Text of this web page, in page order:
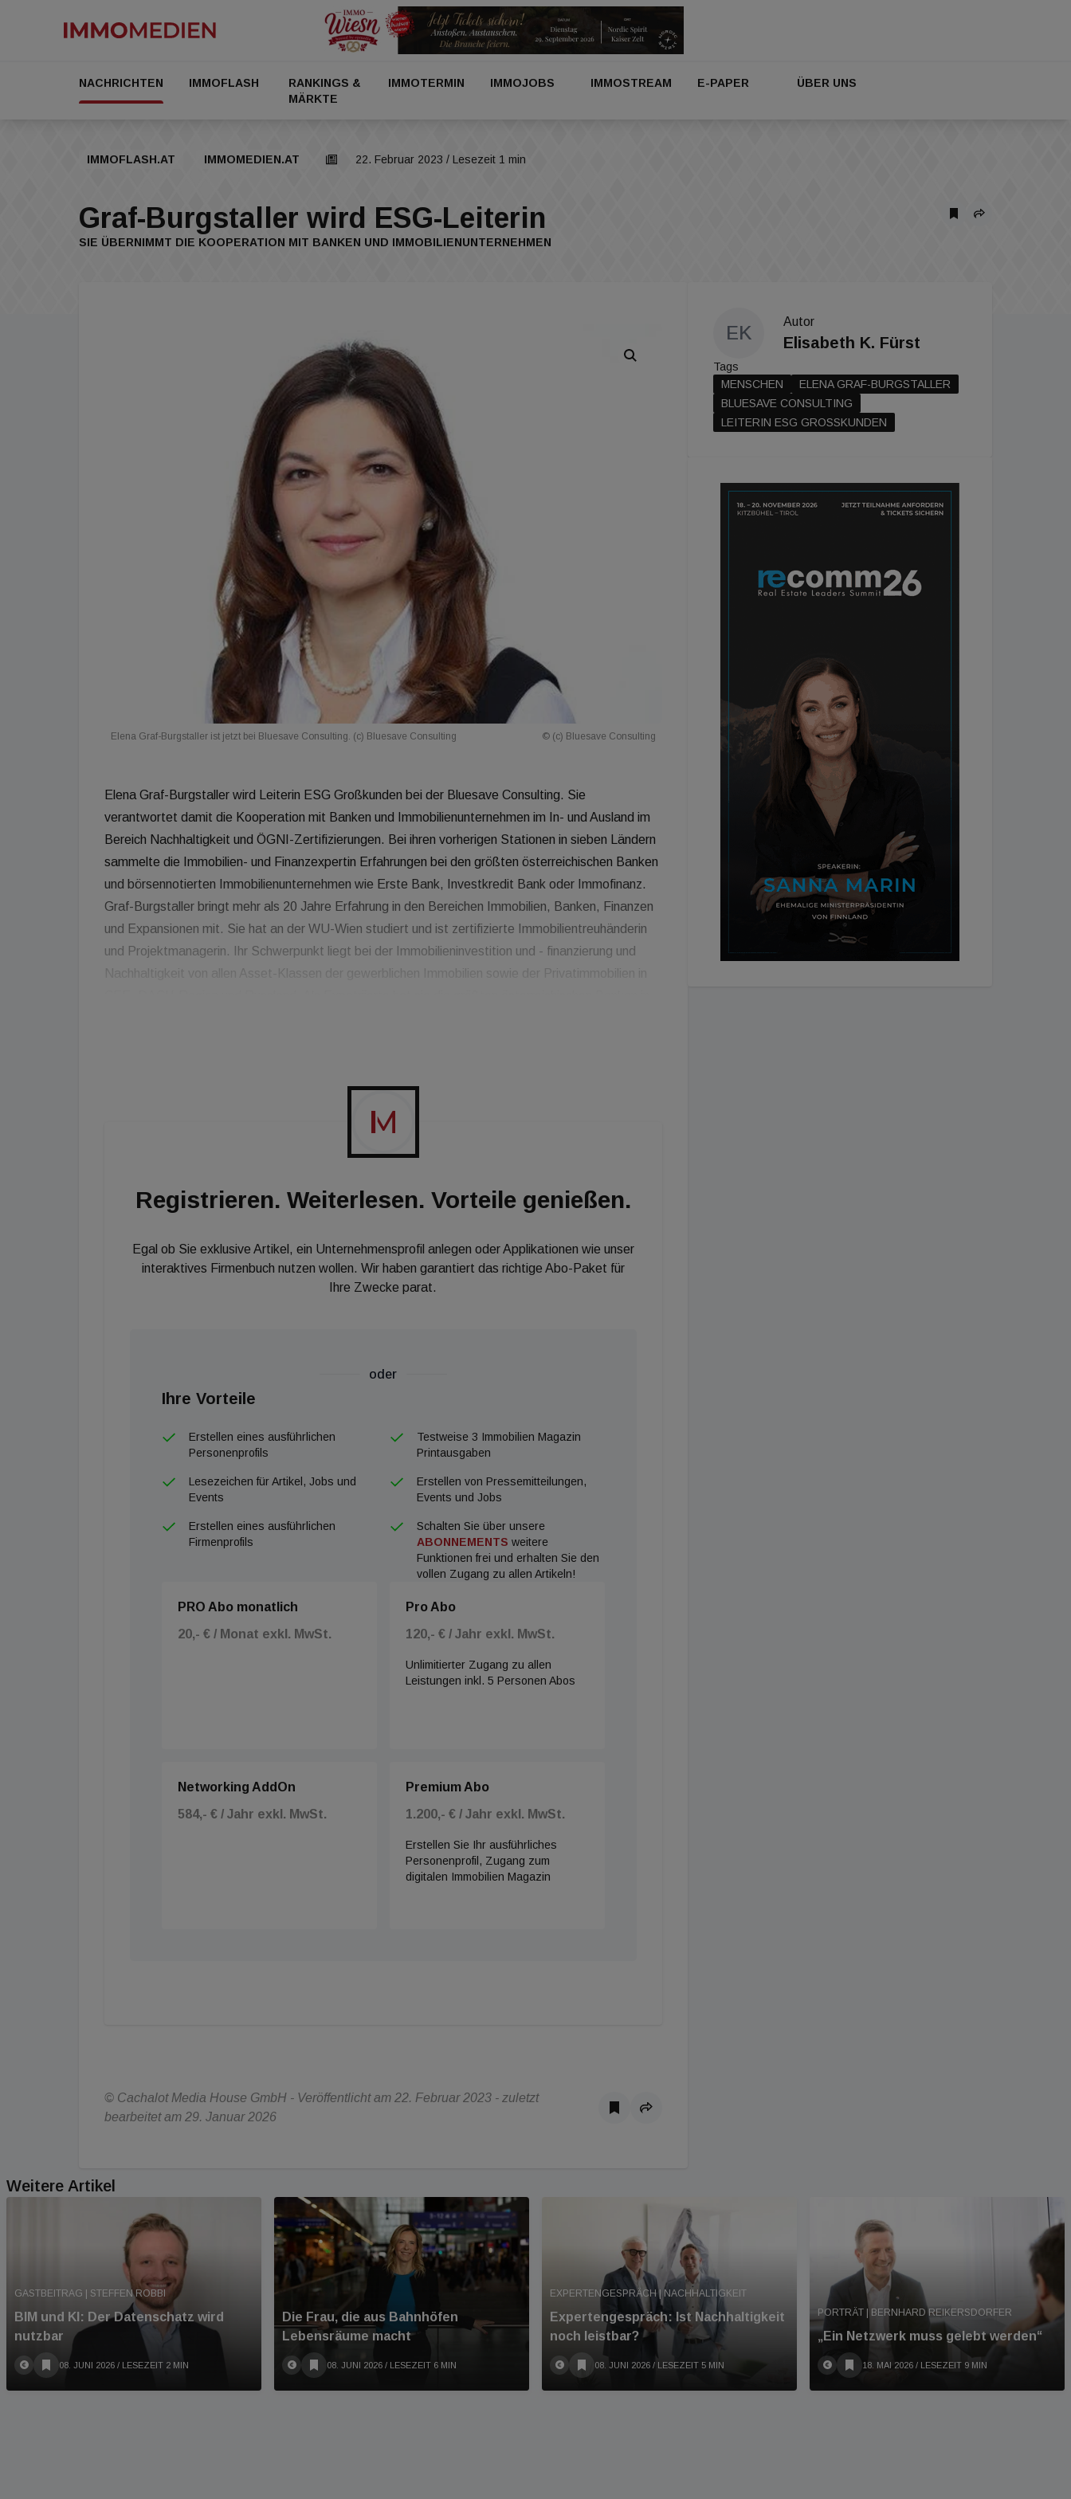
NACHRICHTEN IMMOFLASH
RANKINGS &
MÄRKTE
IMMOTERMIN IMMOJOBS IMMOSTREAM E-PAPER ÜBER UNS
IMMOFLASH.AT IMMOMEDIEN.AT 22. Februar 2023 / Lesezeit 1 min
Graf-Burgstaller wird ESG-Leiterin
SIE ÜBERNIMMT DIE KOOPERATION MIT BANKEN UND IMMOBILIENUNTERNEHMEN
Elena Graf-Burgstaller ist jetzt bei Bluesave Consulting. (c) Bluesave Consulting © (c) Bluesave Consulting
Elena Graf-Burgstaller wird Leiterin ESG Großkunden bei der Bluesave Consulting. Sie
verantwortet damit die Kooperation mit Banken und Immobilienunternehmen im In- und Ausland im
Bereich Nachhaltigkeit und ÖGNI-Zertifizierungen. Bei ihren vorherigen Stationen in sieben Ländern
sammelte die Immobilien- und Finanzexpertin Erfahrungen bei den größten österreichischen Banken
und börsennotierten Immobilienunternehmen wie Erste Bank, Investkredit Bank oder Immofinanz.
Graf-Burgstaller bringt mehr als 20 Jahre Erfahrung in den Bereichen Immobilien, Banken, Finanzen
und Expansionen mit. Sie hat an der WU-Wien studiert und ist zertifizierte Immobilientreuhänderin
und Projektmanagerin. Ihr Schwerpunkt liegt bei der Immobilieninvestition und - finanzierung und
Nachhaltigkeit von allen Asset-Klassen der gewerblichen Immobilien sowie der Privatimmobilien in
und Podiumsdiskutantin an Konferenzen teil und publiziert zum Thema Nachhaltigkeit.
Registrieren. Weiterlesen. Vorteile genießen.
Egal ob Sie exklusive Artikel, ein Unternehmensprofil anlegen oder Applikationen wie unser
interaktives Firmenbuch nutzen wollen. Wir haben garantiert das richtige Abo-Paket für
Ihre Zwecke parat.
oder
Ihre Vorteile
Erstellen eines ausführlichen
Personenprofils
Testweise 3 Immobilien Magazin
Printausgaben
Lesezeichen für Artikel, Jobs und
Events
Erstellen von Pressemitteilungen,
Events und Jobs
Erstellen eines ausführlichen
Firmenprofils
Schalten Sie über unsere
ABONNEMENTS weitere
Funktionen frei und erhalten Sie den
vollen Zugang zu allen Artikeln!
PRO Abo monatlich
20,- € / Monat exkl. MwSt.
Pro Abo
120,- € / Jahr exkl. MwSt.
Unlimitierter Zugang zu allen
Leistungen inkl. 5 Personen Abos
Networking AddOn
584,- € / Jahr exkl. MwSt.
Premium Abo
1.200,- € / Jahr exkl. MwSt.
Erstellen Sie Ihr ausführliches
Personenprofil, Zugang zum
digitalen Immobilien Magazin
© Cachalot Media House GmbH - Veröffentlicht am 22. Februar 2023 - zuletzt
bearbeitet am 29. Januar 2026
EK
Autor
Elisabeth K. Fürst
Tags
MENSCHEN
ELENA GRAF-BURGSTALLER
BLUESAVE CONSULTING
LEITERIN ESG GROSSKUNDEN
Weitere Artikel
GASTBEITRAG | STEFFEN ROBBI
BIM und KI: Der Datenschatz wird
nutzbar
08. JUNI 2026 / LESEZEIT 2 MIN
Die Frau, die aus Bahnhöfen
Lebensräume macht
08. JUNI 2026 / LESEZEIT 6 MIN
EXPERTENGESPRÄCH | NACHHALTIGKEIT
Expertengespräch: Ist Nachhaltigkeit
noch leistbar?
08. JUNI 2026 / LESEZEIT 5 MIN
PORTRÄT | BERNHARD REIKERSDORFER
„Ein Netzwerk muss gelebt werden“
18. MAI 2026 / LESEZEIT 9 MIN